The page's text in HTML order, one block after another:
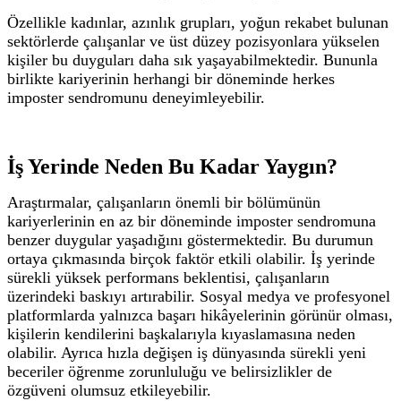
Özellikle kadınlar, azınlık grupları, yoğun rekabet bulunan
sektörlerde çalışanlar ve üst düzey pozisyonlara yükselen
kişiler bu duyguları daha sık yaşayabilmektedir. Bununla
birlikte kariyerinin herhangi bir döneminde herkes
imposter sendromunu deneyimleyebilir.
İş Yerinde Neden Bu Kadar Yaygın?
Araştırmalar, çalışanların önemli bir bölümünün
kariyerlerinin en az bir döneminde imposter sendromuna
benzer duygular yaşadığını göstermektedir. Bu durumun
ortaya çıkmasında birçok faktör etkili olabilir. İş yerinde
sürekli yüksek performans beklentisi, çalışanların
üzerindeki baskıyı artırabilir. Sosyal medya ve profesyonel
platformlarda yalnızca başarı hikâyelerinin görünür olması,
kişilerin kendilerini başkalarıyla kıyaslamasına neden
olabilir. Ayrıca hızla değişen iş dünyasında sürekli yeni
beceriler öğrenme zorunluluğu ve belirsizlikler de
özgüveni olumsuz etkileyebilir.